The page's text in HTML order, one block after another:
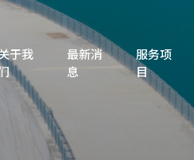
于我
最新消
息
服务项
目